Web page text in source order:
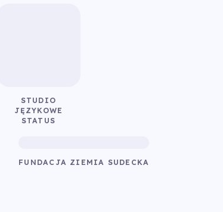
STUDIO
JĘZYKOWE
STATUS
FUNDACJA ZIEMIA SUDECKA